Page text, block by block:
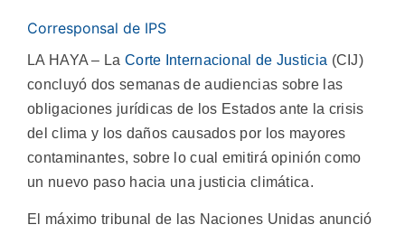
Corresponsal de IPS
LA HAYA – La Corte Internacional de Justicia (CIJ)
concluyó dos semanas de audiencias sobre las
obligaciones jurídicas de los Estados ante la crisis
del clima y los daños causados por los mayores
contaminantes, sobre lo cual emitirá opinión como
un nuevo paso hacia una justicia climática.
El máximo tribunal de las Naciones Unidas anunció